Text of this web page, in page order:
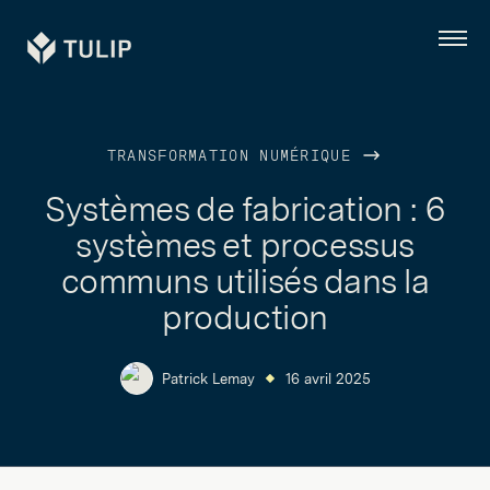
Tulip Menu
TRANSFORMATION NUMÉRIQUE
Systèmes de fabrication : 6
systèmes et processus
communs utilisés dans la
production
Patrick Lemay 16 avril 2025